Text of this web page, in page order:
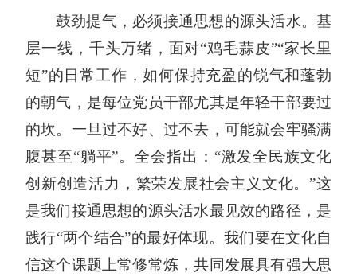
鼓劲提气，必须接通思想的源头活水。基
层一线，千头万绪，面对“鸡毛蒜皮”“家长里
短”的日常工作，如何保持充盈的锐气和蓬勃
的朝气，是每位党员干部尤其是年轻干部要过
的坎。一旦过不好、过不去，可能就会牢骚满
腹甚至“躺平”。全会指出：“激发全民族文化
创新创造活力，繁荣发展社会主义文化。”这
是我们接通思想的源头活水最见效的路径，是
践行“两个结合”的最好体现。我们要在文化自
信这个课题上常修常炼，共同发展具有强大思